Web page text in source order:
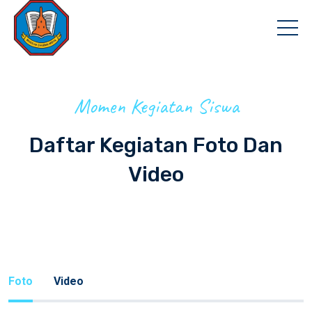
Momen Kegiatan Siswa
Daftar Kegiatan Foto Dan
Video
Foto Video